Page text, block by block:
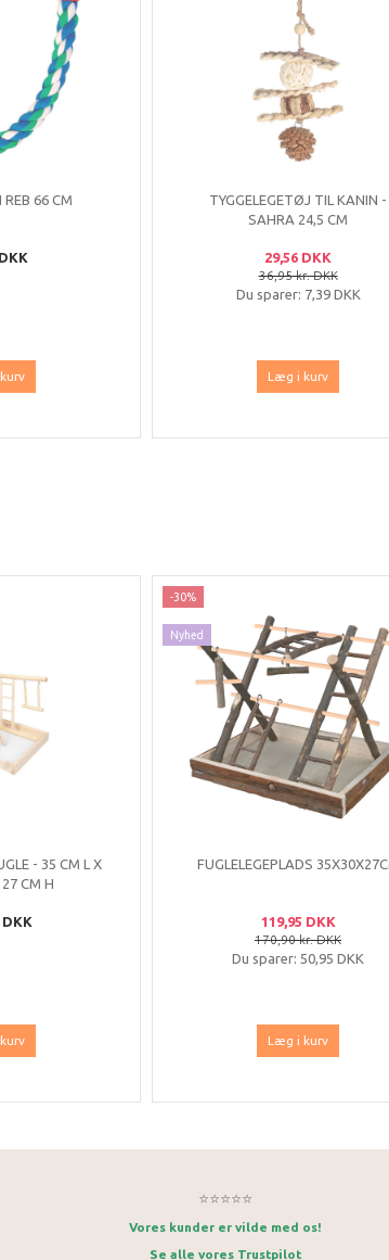
REB 66 CM
TYGGELEGETØJ TIL KANIN -
SAHRA 24,5 CM
29,56 DKK
36,95 kr. DKK
Du sparer: 7,39 DKK
Læg i kurv
- 35 CM L X
CM H
DKK
-30%
Nyhed
FUGLELEGEPLADS
119,95 DKK
170,90 kr. DKK
Du sparer: 50,95 DKK
Læg i kurv
⭐⭐⭐⭐⭐
Vores kunder er vilde med os!
Se alle vores Trustpilot